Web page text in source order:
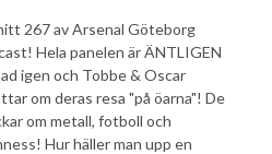
267 av Arsenal Göteborg
Hela panelen är ÄNTLIGEN
igen och Tobbe & Oscar
om deras resa "på öarna"! De
om metall, fotboll och
Hur häller man upp en